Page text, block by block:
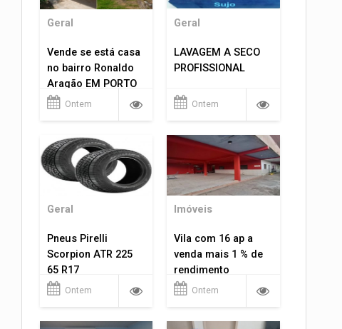
Geral
Vende se está casa
no bairro Ronaldo
Aragão EM PORTO
VELHO RO.
Ontem
Geral
LAVAGEM A SECO
PROFISSIONAL
Ontem
Geral
Pneus Pirelli
Scorpion ATR 225
65 R17
Ontem
Imóveis
Vila com 16 ap a
venda mais 1 % de
rendimento
Ontem